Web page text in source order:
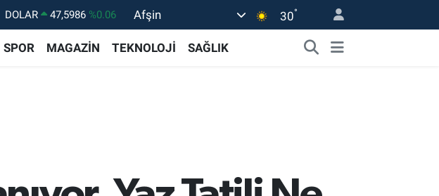
DOLAR 47,5986 %0.06
EURO
55,0700
Afşin 30°
SPOR MAGAZİN TEKNOLOJİ SAĞLIK